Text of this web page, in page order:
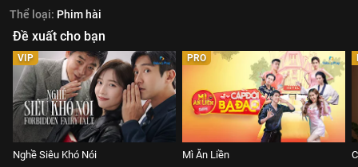
Thể loại: Phim hài
Đề xuất cho bạn
VIP
Nghề Siêu Khó Nói
PRO
Mì Ăn Liền